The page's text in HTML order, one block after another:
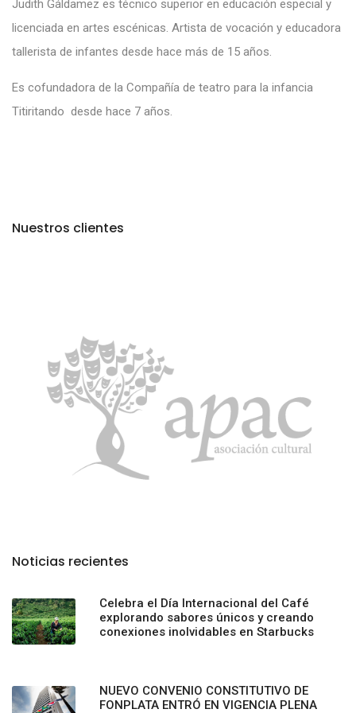
Judith Gáldamez es técnico superior en educación especial y
licenciada en artes escénicas. Artista de vocación y educadora
tallerista de infantes desde hace más de 15 años.
Es cofundadora de la Compañía de teatro para la infancia
Titiritando desde hace 7 años.
Nuestros clientes
Noticias recientes
Celebra el Día Internacional del Café
explorando sabores únicos y creando
conexiones inolvidables en Starbucks
NUEVO CONVENIO CONSTITUTIVO DE
FONPLATA ENTRÓ EN VIGENCIA PLENA